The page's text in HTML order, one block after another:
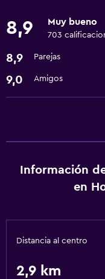
Sala de juegos
Servicios y facilidades
Centro de negocios
Servicio de
Calefacción
8,9 Muy bueno
703
8,9 Parejas
9,0 Amigos
Información
en
Distancia al centro
2,9 km